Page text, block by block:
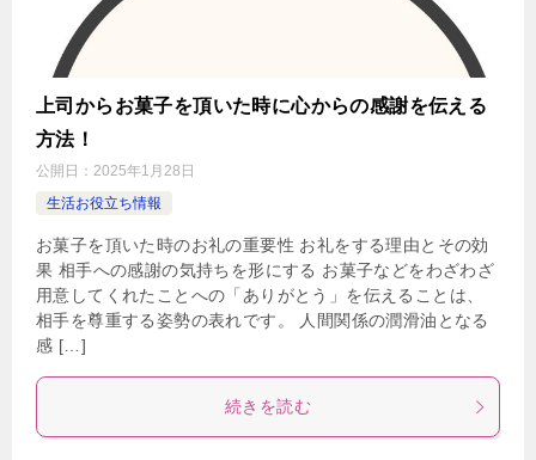
上司からお菓子を頂いた時に心からの感謝を伝える
方法！
公開日： 2025年1月28日
生活お役立ち情報
お菓子を頂いた時のお礼の重要性 お礼をする理由とその効
果 相手への感謝の気持ちを形にする お菓子などをわざわざ
用意してくれたことへの「ありがとう」を伝えることは、
相手を尊重する姿勢の表れです。 人間関係の潤滑油となる
感 […]
続きを読む